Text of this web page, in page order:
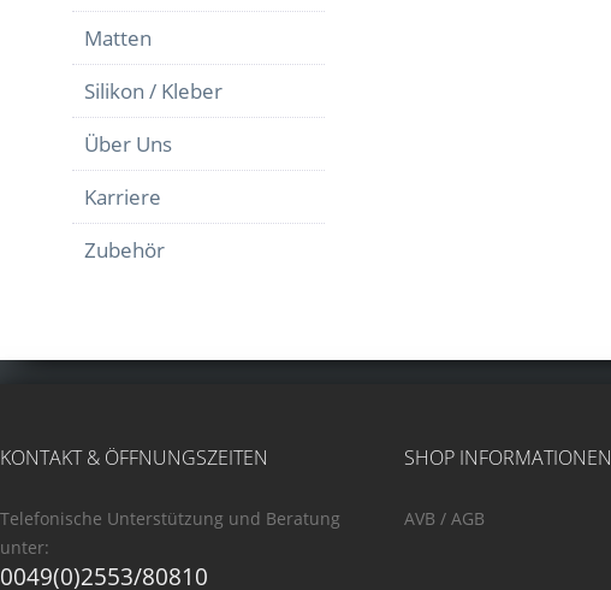
Matten
Silikon / Kleber
Über Uns
Karriere
Zubehör
KONTAKT & ÖFFNUNGSZEITEN
Telefonische Unterstützung und Beratung
unter:
0049(0)2553/80810
SHOP INFORMATIONEN
AVB / AGB